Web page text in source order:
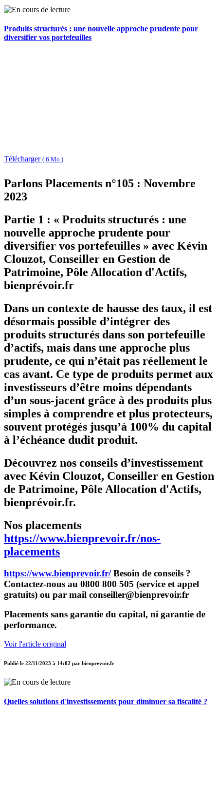
Produits structurés : une nouvelle approche prudente pour
diversifier vos portefeuilles
Télécharger ( 6 Mo )
Parlons Placements n°105 : Novembre
2023
Partie 1 : « Produits structurés : une
nouvelle approche prudente pour
diversifier vos portefeuilles » avec Kévin
Clouzot, Conseiller en Gestion de
Patrimoine, Pôle Allocation d'Actifs,
bienprévoir.fr
Dans un contexte de hausse des taux, il est
désormais possible d’intégrer des
produits structurés dans son portefeuille
d’actifs, mais dans une approche plus
prudente, ce qui n’était pas réellement le
cas avant. Ce type de produits permet aux
investisseurs d’être moins dépendants
d’un sous-jacent grâce à des produits plus
simples à comprendre et plus protecteurs,
souvent protégés jusqu’à 100% du capital
à l’échéance dudit produit.
Découvrez nos conseils d’investissement
avec Kévin Clouzot, Conseiller en Gestion
de Patrimoine, Pôle Allocation d'Actifs,
bienprévoir.fr.
Nos placements
https://www.bienprevoir.fr/nos-
placements
https://www.bienprevoir.fr/Besoin de conseils ?
Contactez-nous au 0800 800 505 (service et appel
gratuits) ou par mail conseiller@bienprevoir.fr
Placements sans garantie du capital, ni garantie de
performance.
Voir l'article original
Publié le 22/11/2023 à 14:02 par bienprevoir.fr
Quelles solutions d'investissements pour diminuer sa fiscalité ?